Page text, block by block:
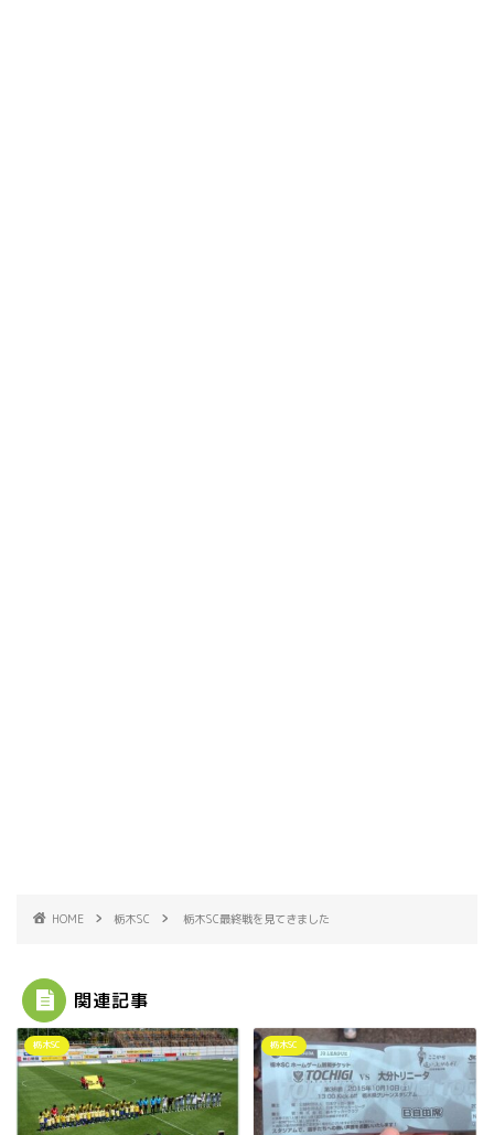
HOME 栃木SC 栃木SC最終戦を見てきました
関連記事
栃木SC 栃木SC
宇都宮の震災後の様子
鹿沼市